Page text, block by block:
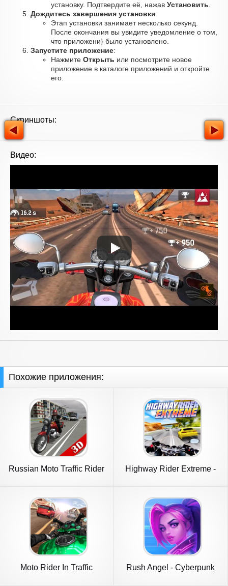
установку. Подтвердите её, нажав Установить
Дождитесь завершения установки:
Этап установки занимает несколько секунд.
После окончания вы увидите уведомление о том,
что приложени} было установлено.
Запустите приложение:
Нажмите Открыть или посмотрите новое
приложение в каталоге приложений и откройте
его.
Скриншоты:
Видео:
Похожие приложения:
Russian Moto Traffic Rider
Highway Rider Extreme -
Moto Rider In Traffic
Rush Angel - Cyberpunk